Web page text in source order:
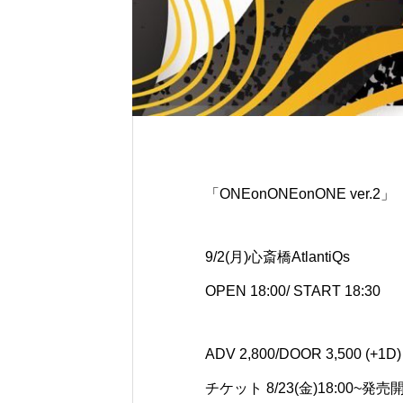
「ONEonONEonONE ver.2」
9/2(月)心斎橋AtlantiQs
OPEN 18:00/ START 18:30
ADV 2,800/DOOR 3,500 (+1D)
チケット 8/23(金)18:00~発売